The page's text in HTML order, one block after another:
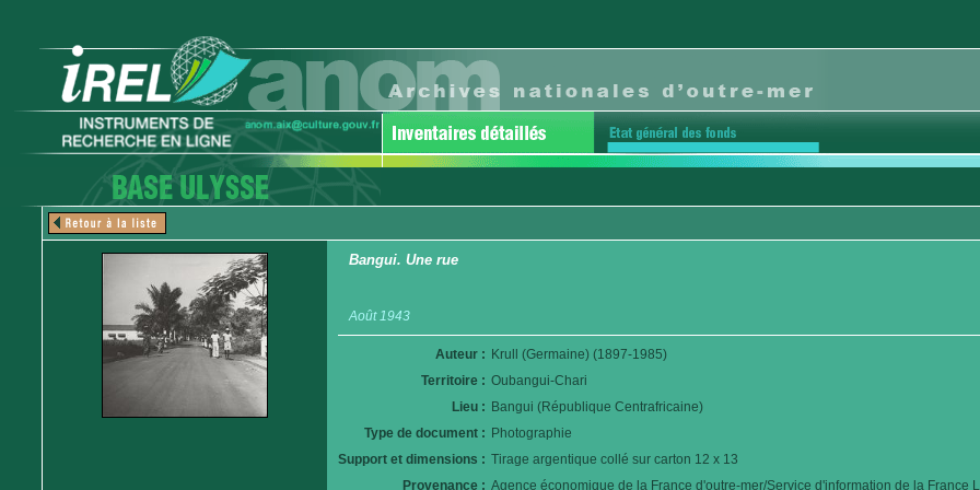
Bangui. Une rue
Août 1943
Auteur : Krull (Germaine) (1897-1985)
Territoire : Oubangui-Chari
Lieu : Bangui (République Centrafricaine)
Type de document : Photographie
Support et dimensions : Tirage argentique collé sur carton 12 x 13
Provenance : Agence économique de la France d'outre-mer/Service d'information de la France